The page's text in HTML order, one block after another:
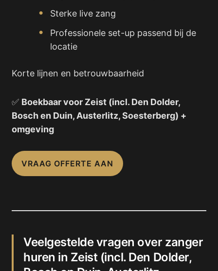
Sterke live zang
Professionele set-up passend bij de
locatie
Korte lijnen en betrouwbaarheid
✅ Boekbaar voor Zeist (incl. Den Dolder,
Bosch en Duin, Austerlitz, Soesterberg) +
omgeving
VRAAG OFFERTE AAN
Veelgestelde vragen over zanger
huren in Zeist (incl. Den Dolder,